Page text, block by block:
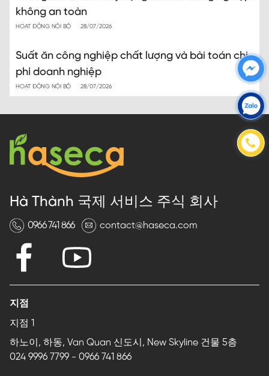
không an toàn
HOẠT ĐỘNG NỘI BỘ 28/07/2026
Suất ăn công nghiệp chất lượng và bài toán chi
phí doanh nghiệp
HOẠT ĐỘNG NỘI BỘ 28/07/2026
Hà Thành 국제 서비스 주식 회사
0966 741 866 contact@haseca.com
지점
지점 1
하노이, 하동, Van Quan 신도시, New Skyline 건물 5층
024 9996 7799 - 0966 741 866